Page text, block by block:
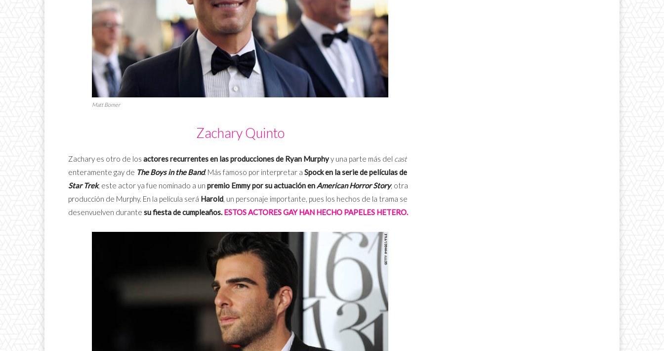
Matt Bomer
Zachary Quinto
Zachary es otro de los actores recurrentes en las producciones de Ryan Murphyy una parte más del cast
enteramente gay de The Boys in the Band. Más famoso por interpretar a Spock en la serie de películas de
Star Trek, este actor ya fue nominado a un premio Emmy por su actuación enAmerican Horror Story, otra
producción de Murphy. En la película será Harold, un personaje importante, pues los hechos de la trama se
desenvuelven durante su fiesta de cumpleaños. ESTOS ACTORES GAY HAN HECHO PAPELES HETERO.